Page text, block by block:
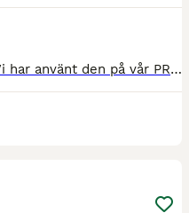
Välvårdad brösta med däckel. Vi har använt den på vår PRE och vår kallblodsponny (maxad D) och dragit bob och tolkat skidor på vintern. Mjukt och fint läder. BVSA